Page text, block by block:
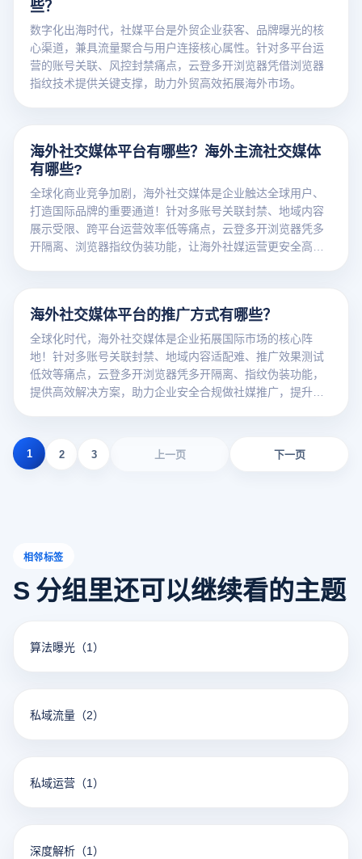
些？
数字化出海时代，社媒平台是外贸企业获客、品牌曝光的核
心渠道，兼具流量聚合与用户连接核心属性。针对多平台运
营的账号关联、风控封禁痛点，云登多开浏览器凭借浏览器
指纹技术提供关键支撑，助力外贸高效拓展海外市场。
海外社交媒体平台有哪些？海外主流社交媒体
有哪些?
全球化商业竞争加剧，海外社交媒体是企业触达全球用户、
打造国际品牌的重要通道！针对多账号关联封禁、地域内容
展示受限、跨平台运营效率低等痛点，云登多开浏览器凭多
开隔离、浏览器指纹伪装功能，让海外社媒运营更安全高
海外社交媒体平台的推广方式有哪些？
全球化时代，海外社交媒体是企业拓展国际市场的核心阵
地！针对多账号关联封禁、地域内容适配难、推广效果测试
低效等痛点，云登多开浏览器凭多开隔离、指纹伪装功能，
提供高效解决方案，助力企业安全合规做社媒推广，提升品
上一页
1 2 3 下一页
相邻标签
S 分组里还可以继续看的主题
算法曝光 （1）
私域流量 （2）
私域运营 （1）
深度解析 （1）